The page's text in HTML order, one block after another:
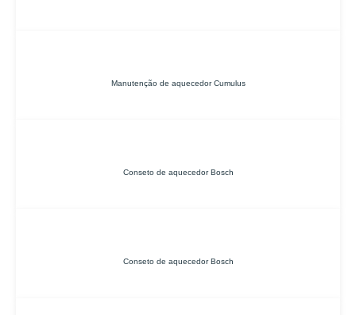
Manutenção de aquecedor Cumulus
Conseto de aquecedor Bosch
Conseto de aquecedor Bosch